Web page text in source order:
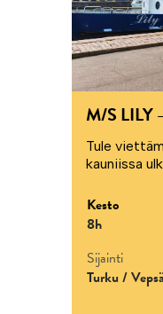
M/S LILY
Tule
kauniissa
Kesto
8h
Sijainti
Turku / Vepsä